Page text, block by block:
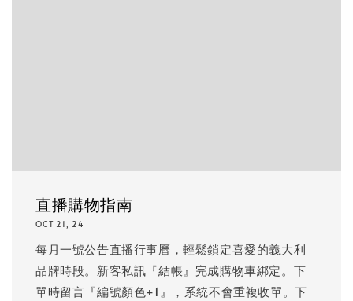
直播購物指南
OCT 21, 24
每月一號公告直播行事曆，輕鬆鎖定喜愛的義大利
品牌時段。新客私訊『結帳』完成購物車綁定。下
單時留言『編號顏色+1』，系統不會重複收單。下